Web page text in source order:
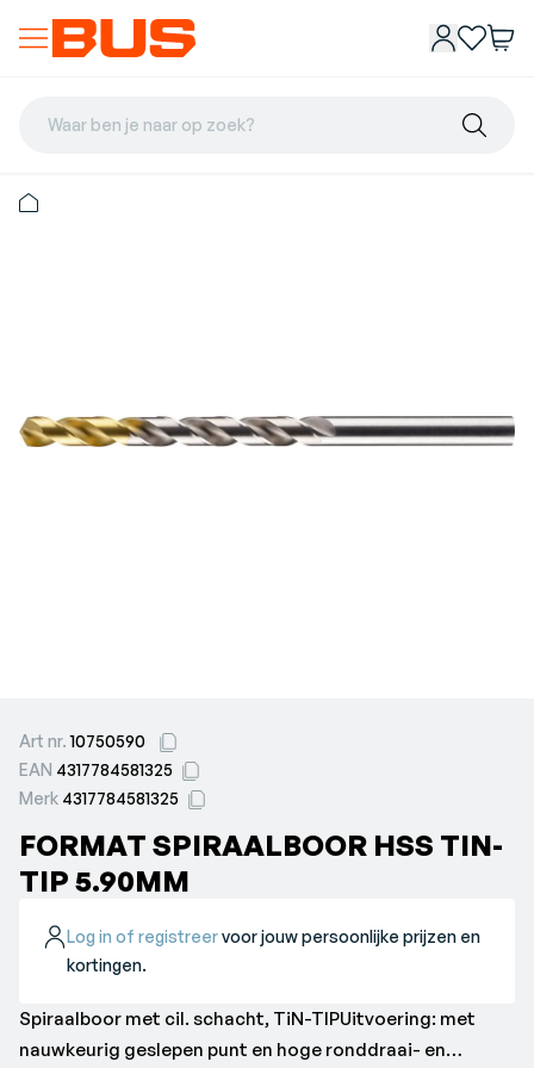
Waar ben je naar op zoek?
Art nr.10750590
EAN 4317784581325
Merk 4317784581325
FORMAT SPIRAALBOOR HSS TIN-
TIP 5.90MM
Log in of registreervoor jouw persoonlijke prijzen en
kortingen.
Spiraalboor met cil. schacht, TiN-TIPUitvoering: met
nauwkeurig geslepen punt en hoge ronddraai- en